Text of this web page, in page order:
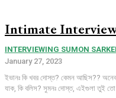
Intimate
INTERVIEWING SUMON
January 27, 2023
ইভানঃ কি খবর দোস্ত? কেমন আছিস??
যাক, কি বলিস? সুমনঃ দোস্ত, এইগুলা তুই